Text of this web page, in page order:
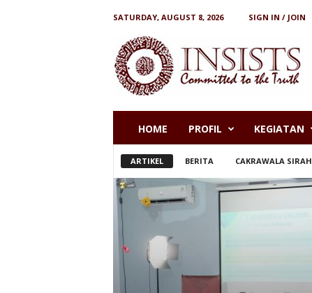
SATURDAY, AUGUST 8, 2026
SIGN IN / JOIN
S
HOME PROFIL KEGIATAN
ARTIKEL BERITA CAKRAWALA SIRAH